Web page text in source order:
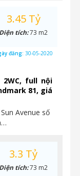
2WC, full nội
81, giá
Avenue số
3.45 Tỷ
Diện tích:73 m2
đăng: 30-05-2020
3.3 Tỷ
Diện tích:73 m2